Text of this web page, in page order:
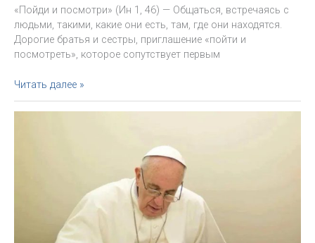
«Пойди и посмотри» (Ин 1, 46) — Общаться, встречаясь с
людьми, такими, какие они есть, там, где они находятся.
Дорогие братья и сестры, приглашение «пойти и
посмотреть», которое сопутствует первым
Послание
Святейшего
Отца
социальных
коммуникаций
Читать далее »